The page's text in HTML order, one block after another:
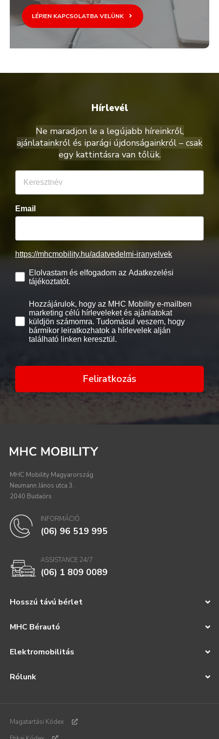
LÉPJEN KAPCSOLATBA VELÜNK
Hírlevél
Ne maradjon le a legújabb híreinkről,
ajánlatainkról és iparági újdonságainkról – csak
egy kattintásra van tőlük.
Email
https://mhcmobility.hu/adatvedelmi-iranyelvek
Elolvastam és elfogadom az Adatkezelési
tájékoztatót.
Hozzájárulok, hogy az MHC Mobility e-mailben
marketing célú hírleveleket és ajánlatokat
küldjön számomra. Tudomásul veszem, hogy
bármikor leiratkozhatok a hírlevelek alján
található linken keresztül.
Feliratkozás
Hosszú távú bérlet
MHC Bérautó
Elektromobilitás
Rólunk
MHC Mobility Magyarország
Neumann János utca 3.
2040 Budaörs
INFORMÁCIÓ
(06) 96 519 995
ASSISTANCE 24/7
(06) 1 809 0089
Magatartási Kódex